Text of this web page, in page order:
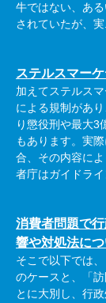
牛ではない、あ
されていたが、実
ステルスマー
加えてステルス
による規制があり
り懲役刑や最大3
もあります。実
合、その内容に
者庁はガイドライ
消費者問題で
響や対処法に
そこで以下では
のケースと、「
とに大別し、行